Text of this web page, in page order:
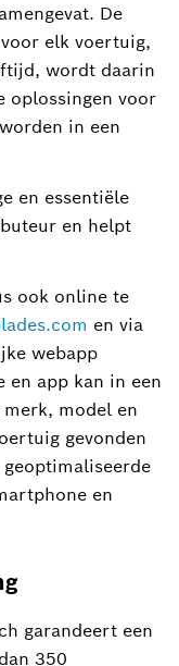
De
elk voertuig,
wordt daarin
oplossingen voor
in een
en essentiële
en helpt
ook online te
en via
webapp
en app kan in een
model en
gevonden
en
garandeert een
350